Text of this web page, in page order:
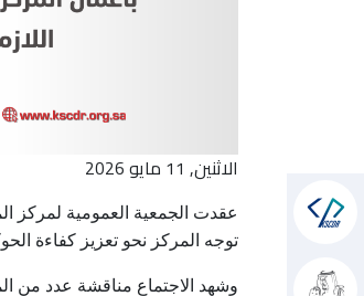
الاثنين, 11 مايو 2026
عقدت الجمعية العمومية لمركز
توجه المركز نحو تعزيز كفاءة
وشهد الاجتماع مناقشة عدد من